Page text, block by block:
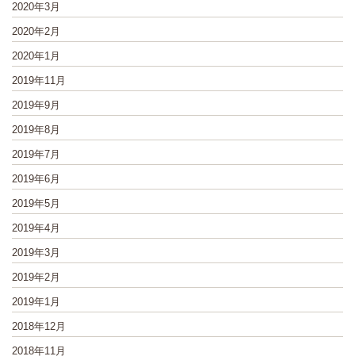
2020年3月
2020年2月
2020年1月
2019年11月
2019年9月
2019年8月
2019年7月
2019年6月
2019年5月
2019年4月
2019年3月
2019年2月
2019年1月
2018年12月
2018年11月